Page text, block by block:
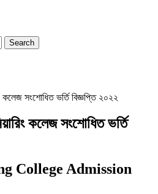
কলেজ সংশােধিত ভর্তি বিজ্ঞপ্তি ২০২২
কলেজ সংশােধিত ভর্তি
College Admission